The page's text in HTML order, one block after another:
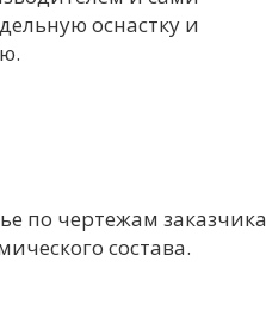
оснастку и
по чертежам заказчика
состава.